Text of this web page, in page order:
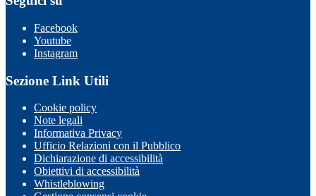
Facebook
Youtube
Instagram
Sezione Link Utili
Cookie policy
Note legali
Informativa Privacy
Ufficio Relazioni con il Pubblico
Dichiarazione di accessibilità
Obiettivi di accessibilità
Whistleblowing